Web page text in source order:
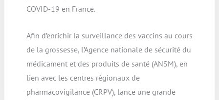
COVID-19 en France.
Afin d’enrichir la surveillance des vaccins au cours
de la grossesse, l’Agence nationale de sécurité du
médicament et des produits de santé (ANSM), en
lien avec les centres régionaux de
pharmacovigilance (CRPV), lance une grande